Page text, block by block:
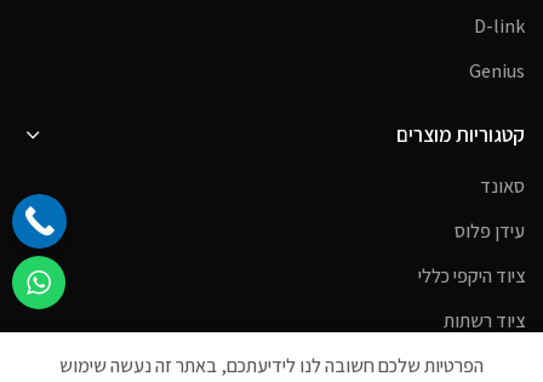
D-link
Genius
קטגוריות מוצרים
סאונד
עידן פלוס
ציוד היקפי כללי
ציוד רשתות
צלחות לווין
הפרטיות שלכם חשובה לנו לידיעתכם, באתר זה נעשה שימוש